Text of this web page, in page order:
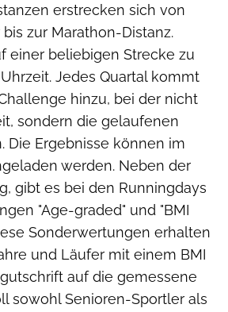
erstrecken sich von
zur Marathon-Distanz.
einer beliebigen Strecke zu
Jedes Quartal kommt
hinzu, bei der nicht
sondern die gelaufenen
Die Ergebnisse können im
werden. Neben der
gibt es bei den Runningdays
"Age-graded" und "BMI
Sonderwertungen erhalten
und Läufer mit einem BMI
auf die gemessene
sowohl Senioren-Sportler als